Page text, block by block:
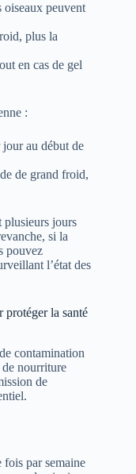
oiseaux peuvent
plus la
en cas de gel
:
jour au début de
de grand froid,
plusieurs jours
si la
pouvez
l’état des
protéger la santé
contamination
de nourriture
de
fois par semaine